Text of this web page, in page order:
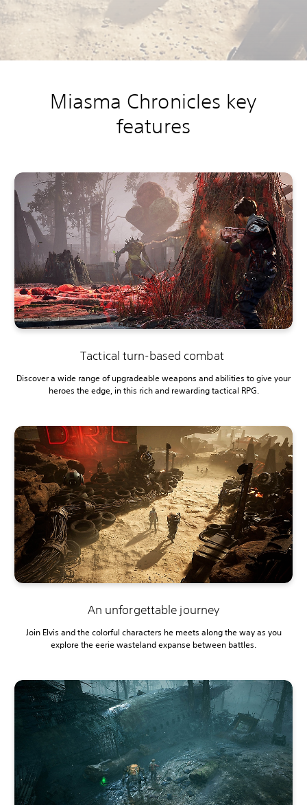
Miasma Chronicles key
features
Tactical turn-based combat
Discover a wide range of upgradeable weapons and abilities to give your
heroes the edge, in this rich and rewarding tactical RPG.
An unforgettable journey
Join Elvis and the colorful characters he meets along the way as you
explore the eerie wasteland expanse between battles.